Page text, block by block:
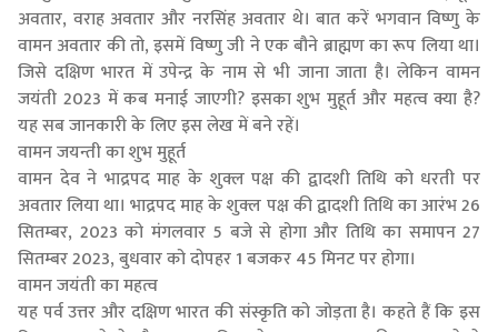
अवतार, वराह अवतार और नरसिंह अवतार थे। बात करें भगवान विष्णु के
वामन अवतार की तो, इसमें विष्णु जी ने एक बौने ब्राह्मण का रूप लिया था।
जिसे दक्षिण भारत में उपेन्द्र के नाम से भी जाना जाता है। लेकिन वामन
जयंती 2023 में कब मनाई जाएगी? इसका शुभ मुहूर्त और महत्व क्या है?
यह सब जानकारी के लिए इस लेख में बने रहें।
वामन जयन्ती का शुभ मुहूर्त
वामन देव ने भाद्रपद माह के शुक्ल पक्ष की द्वादशी तिथि को धरती पर
अवतार लिया था। भाद्रपद माह के शुक्ल पक्ष की द्वादशी तिथि का आरंभ 26
सितम्बर, 2023 को मंगलवार 5 बजे से होगा और तिथि का समापन 27
सितम्बर 2023, बुधवार को दोपहर 1 बजकर 45 मिनट पर होगा।
वामन जयंती का महत्व
यह पर्व उत्तर और दक्षिण भारत की संस्कृति को जोड़ता है। कहते हैं कि इस